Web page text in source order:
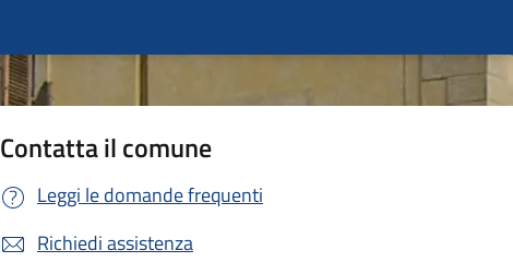
Contatta il comune
Leggi le domande frequenti
Richiedi assistenza